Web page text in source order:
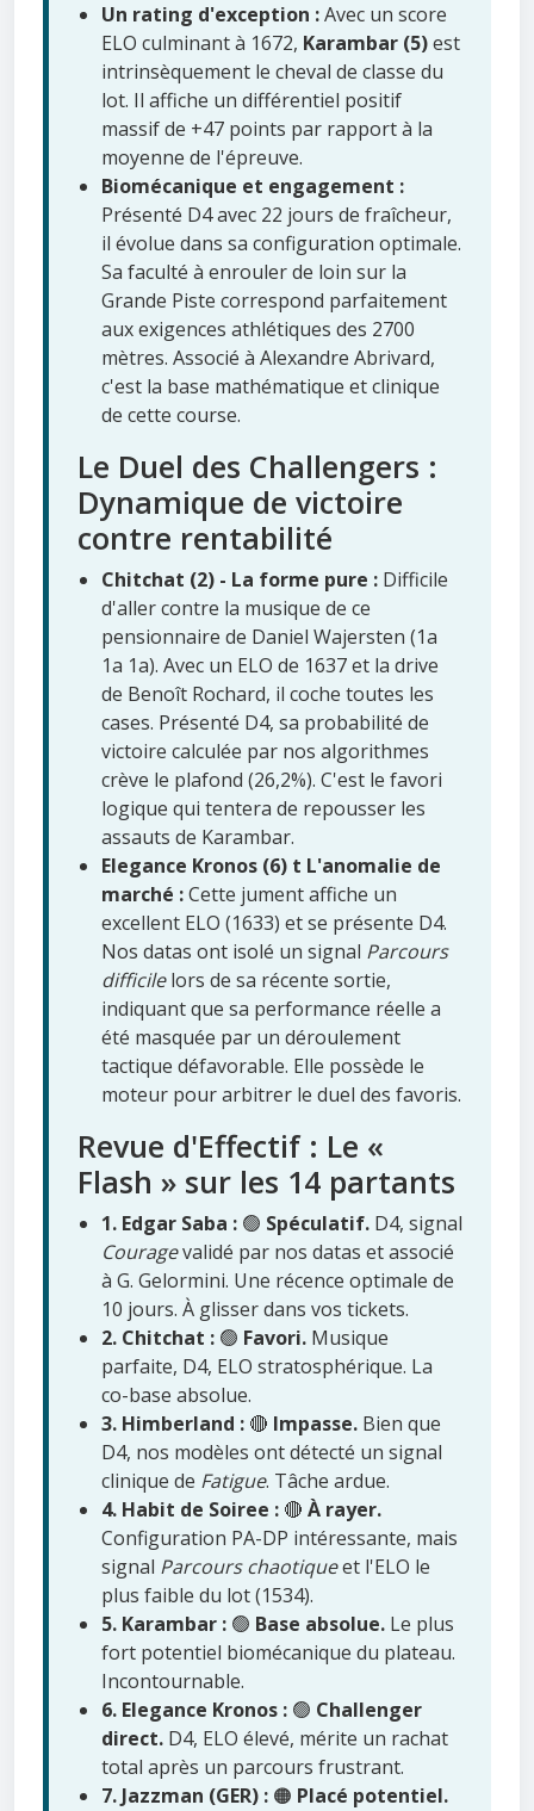
Un rating d'exception :Avec un score
ELO culminant à 1672, Karambar (5)est
intrinsèquement le cheval de classe du
lot. Il affiche un différentiel positif
massif de +47 points par rapport à la
moyenne de l'épreuve.
Biomécanique et engagement :
Présenté D4 avec 22 jours de fraîcheur,
il évolue dans sa configuration optimale.
Sa faculté à enrouler de loin sur la
Grande Piste correspond parfaitement
aux exigences athlétiques des 2700
mètres. Associé à Alexandre Abrivard,
c'est la base mathématique et clinique
de cette course.
Le Duel des Challengers :
Dynamique de victoire
contre rentabilité
Chitchat (2) - La forme pure : Difficile
d'aller contre la musique de ce
pensionnaire de Daniel Wajersten (1a
1a 1a). Avec un ELO de 1637 et la drive
de Benoît Rochard, il coche toutes les
cases. Présenté D4, sa probabilité de
victoire calculée par nos algorithmes
crève le plafond (26,2%). C'est le favori
logique qui tentera de repousser les
assauts de Karambar.
Elegance Kronos (6) t L'anomalie de
marché :Cette jument affiche un
excellent ELO (1633) et se présente D4.
Nos datas ont isolé un signal Parcours
difficilelors de sa récente sortie,
indiquant que sa performance réelle a
été masquée par un déroulement
tactique défavorable. Elle possède le
moteur pour arbitrer le duel des favoris.
Revue d'Effectif : Le «
Flash » sur les 14 partants
1. Edgar Saba : 🟢 Spéculatif. D4, signal
Couragevalidé par nos datas et associé
à G. Gelormini. Une récence optimale de
10 jours. À glisser dans vos tickets.
2. Chitchat : 🟢 Favori. Musique
parfaite, D4, ELO stratosphérique. La
co-base absolue.
3. Himberland : 🔴 Impasse. Bien que
D4, nos modèles ont détecté un signal
clinique de Fatigue. Tâche ardue.
4. Habit de Soiree : 🔴 À rayer.
Configuration PA-DP intéressante, mais
signal Parcours chaotiqueet l'ELO le
plus faible du lot (1534).
5. Karambar : 🟢 Base absolue. Le plus
fort potentiel biomécanique du plateau.
Incontournable.
6. Elegance Kronos : 🟢 Challenger
direct. D4, ELO élevé, mérite un rachat
total après un parcours frustrant.
7. Jazzman (GER) : 🟠 Placé potentiel.